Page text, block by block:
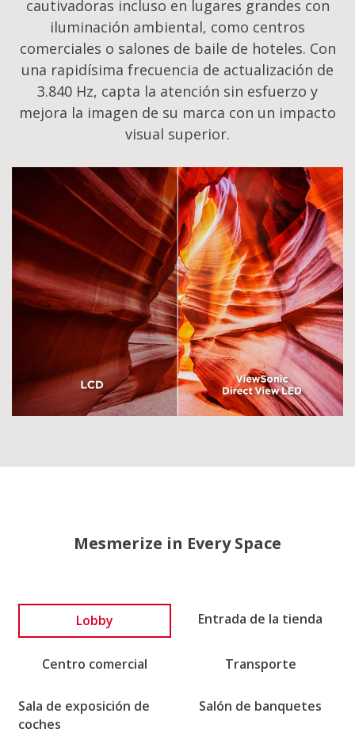
cautivadoras incluso en lugares grandes con
iluminación ambiental, como centros
comerciales o salones de baile de hoteles. Con
una rapidísima frecuencia de actualización de
3.840 Hz, capta la atención sin esfuerzo y
mejora la imagen de su marca con un impacto
visual superior.
Mesmerize in Every Space
Lobby Entrada de la tienda
Centro comercial Transporte
Sala de exposición de
coches
Salón de banquetes